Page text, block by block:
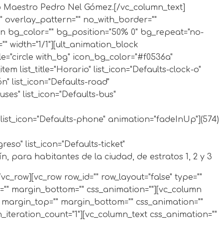
Pedro Nel Gómez.[/vc_column_text]
overlay_pattern="" no_with_border=""
bg_color="" bg_position="50% 0" bg_repeat="no-
width="1/1"][ult_animation_block
with_bg" icon_bg_color="#f0536a"
list_title="Horario" list_icon="Defaults-clock-o"
list_icon="Defaults-road"
list_icon="Defaults-bus"
phone" animation="fadeInUp"](574)
list_icon="Defaults-ticket"
para habitantes de la ciudad, de estratos 1, 2 y 3
row_id="" row_layout="false" type=""
margin_bottom="" css_animation=""][vc_column
margin_bottom="" css_animation=""
css_animation=""